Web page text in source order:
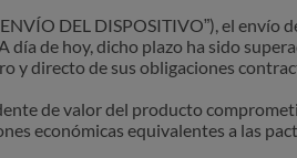
DEL DISPOSITIVO”), el envío
de hoy, dicho plazo ha sido
y directo de sus obligaciones
de valor del producto
económicas equivalentes a las